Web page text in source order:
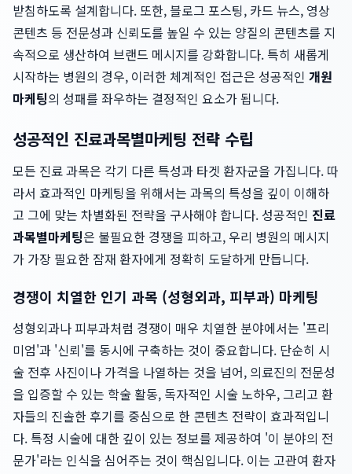
받침하도록 설계합니다. 또한, 블로그 포스팅, 카드 뉴스, 영상
콘텐츠 등 전문성과 신뢰도를 높일 수 있는 양질의 콘텐츠를 지
속적으로 생산하여 브랜드 메시지를 강화합니다. 특히 새롭게
시작하는 병원의 경우, 이러한 체계적인 접근은 성공적인 개원
마케팅의 성패를 좌우하는 결정적인 요소가 됩니다.
성공적인 진료과목별마케팅 전략 수립
모든 진료 과목은 각기 다른 특성과 타겟 환자군을 가집니다. 따
라서 효과적인 마케팅을 위해서는 과목의 특성을 깊이 이해하
고 그에 맞는 차별화된 전략을 구사해야 합니다. 성공적인 진료
과목별마케팅은 불필요한 경쟁을 피하고, 우리 병원의 메시지
가 가장 필요한 잠재 환자에게 정확히 도달하게 만듭니다.
경쟁이 치열한 인기 과목 (성형외과, 피부과) 마케팅
성형외과나 피부과처럼 경쟁이 매우 치열한 분야에서는 '프리
미엄'과 '신뢰'를 동시에 구축하는 것이 중요합니다. 단순히 시
술 전후 사진이나 가격을 나열하는 것을 넘어, 의료진의 전문성
을 입증할 수 있는 학술 활동, 독자적인 시술 노하우, 그리고 환
자들의 진솔한 후기를 중심으로 한 콘텐츠 전략이 효과적입니
다. 특정 시술에 대한 깊이 있는 정보를 제공하여 '이 분야의 전
문가'라는 인식을 심어주는 것이 핵심입니다. 이는 고관여 환자